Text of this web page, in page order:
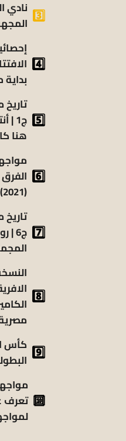
نادي
بداية
هنا
(2021)
تعرف